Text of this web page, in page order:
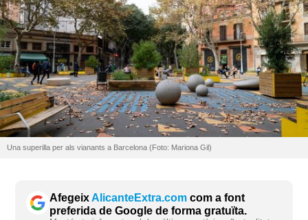
Una superilla per als vianants a Barcelona (Foto: Mariona Gil)
AfegeixAlicanteExtra.com com a font
preferida de Google de forma gratuïta.